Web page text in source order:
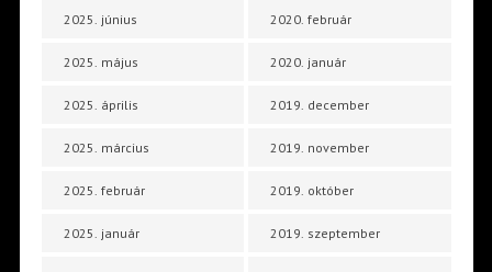
2025. június
2025. május
2025. április
2025. március
2025. február
2025. január
2020. február
2020. január
2019. december
2019. november
2019. október
2019. szeptember